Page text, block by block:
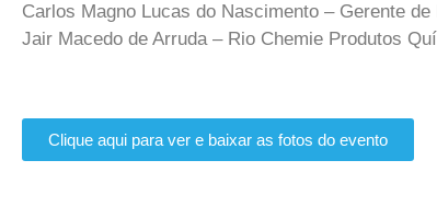
Carlos Magno Lucas do Nascimento – Gerente
Jair Macedo de Arruda – Rio Chemie Produtos
Clique aqui para ver e baixar as fotos do evento